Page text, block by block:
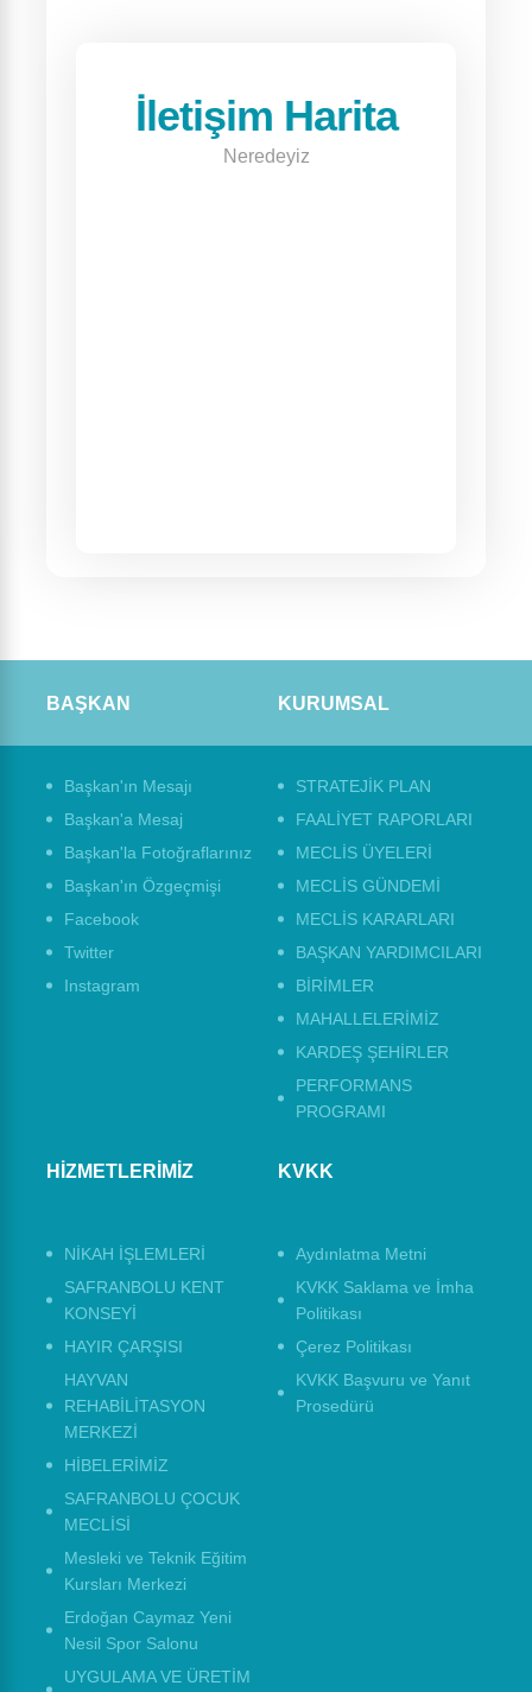
İletişim Harita
Neredeyiz
BAŞKAN
Başkan'ın Mesajı
Başkan'a Mesaj
Başkan'la Fotoğraflarınız
Başkan'ın Özgeçmişi
Facebook
Twitter
Instagram
KURUMSAL
STRATEJİK PLAN
FAALİYET RAPORLARI
MECLİS ÜYELERİ
MECLİS GÜNDEMİ
MECLİS KARARLARI
BAŞKAN YARDIMCILARI
BİRİMLER
MAHALLELERİMİZ
KARDEŞ ŞEHİRLER
PERFORMANS
PROGRAMI
HİZMETLERİMİZ
NİKAH İŞLEMLERİ
SAFRANBOLU KENT
KONSEYİ
HAYIR ÇARŞISI
HAYVAN
REHABİLİTASYON
MERKEZİ
HİBELERİMİZ
SAFRANBOLU ÇOCUK
MECLİSİ
Mesleki ve Teknik Eğitim
Kursları Merkezi
Erdoğan Caymaz Yeni
Nesil Spor Salonu
UYGULAMA VE ÜRETİM
KVKK
Aydınlatma Metni
KVKK Saklama ve İmha
Politikası
Çerez Politikası
KVKK Başvuru ve Yanıt
Prosedürü